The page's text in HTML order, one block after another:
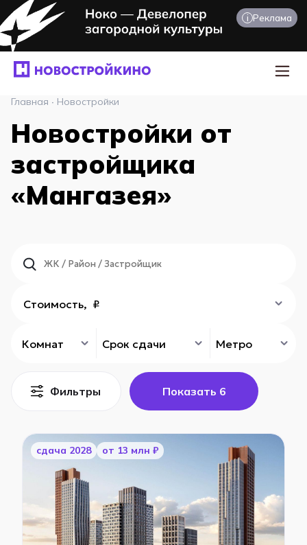
i Реклама
Главная · Новостройки
Новостройки от
застройщика
«Мангазея»
Комнат
Стоимость, ₽
Срок сдачи Метро
Фильтры Показать 6
cдача 2028 от 13 млн ₽